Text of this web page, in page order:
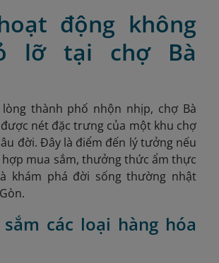
động không
lỡ tại chợ Bà
thành phố nhộn nhịp, chợ Bà
nét đặc trưng của một khu chợ
đời. Đây là điểm đến lý tưởng nếu
mua sắm, thưởng thức ẩm thực
khám phá đời sống thường nhật
các loại hàng hóa